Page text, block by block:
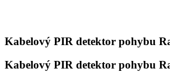
Kabelový PIR detektor pohybu
Kabelový PIR detektor pohybu